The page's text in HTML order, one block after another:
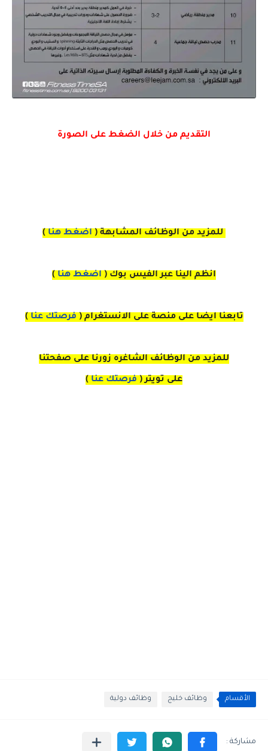
التقديم من خلال الضغط على الصورة
للمزيد من الوظائف المشابهة ( اضغط هنا )
انظم الينا عبر الفيس بوك ( اضغط هنا )
تابعنا ايضا على منصة على الانستغرام ( فرصتك عنا )
للمزيد من الوظائف الشاغره زورنا على صفحتنا
على تويتر( فرصتك عنا )
الأقسام وظائف خليج وظائف دولية